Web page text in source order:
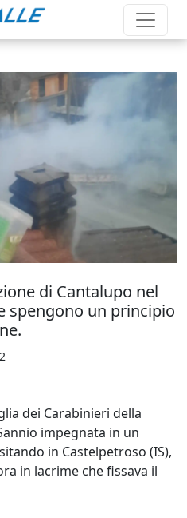
di Cantalupo nel
spengono un principio
dei Carabinieri della
impegnata in un
in Castelpetroso (IS),
in lacrime che fissava il